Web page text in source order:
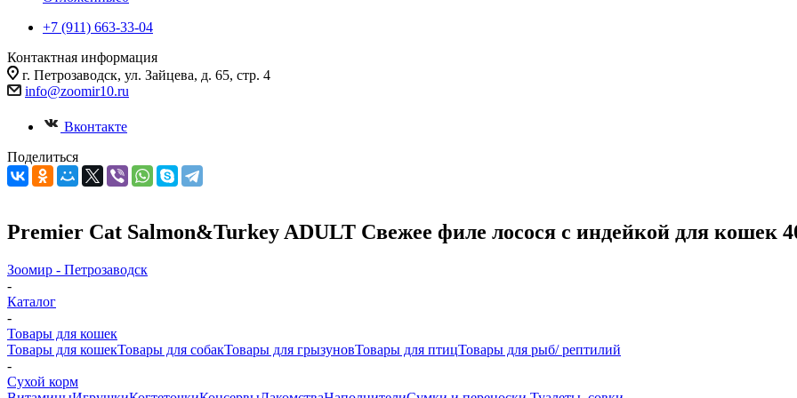
+7 (911) 663-33-04
Контактная информация
г. Петрозаводск, ул. Зайцева, д. 65, стр. 4
info@zoomir10.ru
Вконтакте
Поделиться
Premier Cat Salmon&Turkey ADULT Свежее филе лосося с индейкой для кошек
Зоомир - Петрозаводск
-
Каталог
-
Товары для кошек
Товары для кошекТовары для собакТовары для грызуновТовары для птицТовары для рыб/ рептилий
-
Cухой корм